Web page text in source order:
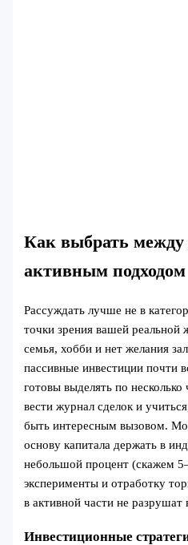
Как выбрать
активным подходом
Рассуждать лучше не в
точки зрения вашей реальной
семья, хобби и нет желания
пассивные инвестиции почти
готовы выделять по
вести журнал сделок и
быть интересным вызовом.
основу капитала держать в
небольшой процент (скажем
эксперименты и отработку
в активной части не
Инвестиционные